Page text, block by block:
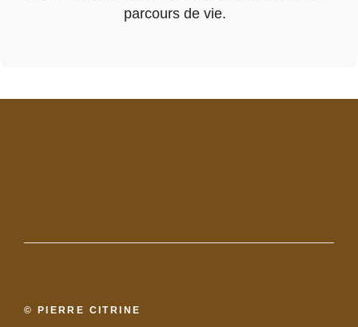
parcours de vie.
© PIERRE CITRINE